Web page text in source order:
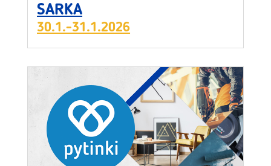
SARKA
30.1.-31.1.2026